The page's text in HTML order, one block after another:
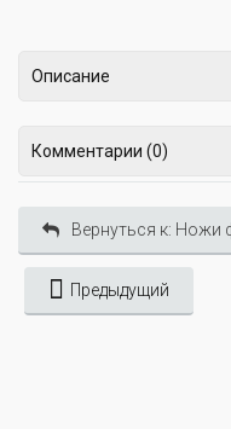
Описание
Комментарии (0)
Вернуться к: Ножи
Предыдущий